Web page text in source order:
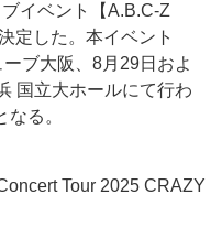
イベント【A.B.C-Z
定した。本イベント
ブ大阪、8月29日およ
国立大ホールにて行わ
る。
Tour 2025 CRAZY